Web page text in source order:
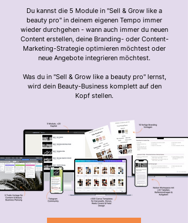
Du kannst die 5 Module in "Sell & Grow like a
beauty pro" in deinem eigenen Tempo immer
wieder durchgehen - wann auch immer du neuen
Content erstellen, deine Branding- oder Content-
Marketing-Strategie optimieren möchtest oder
neue Angebote integrieren möchtest.
Was du in "Sell & Grow like a beauty pro" lernst,
wird dein Beauty-Business komplett auf den
Kopf stellen.